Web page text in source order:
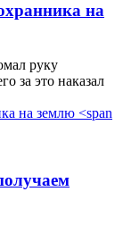
на
руку
за это наказал